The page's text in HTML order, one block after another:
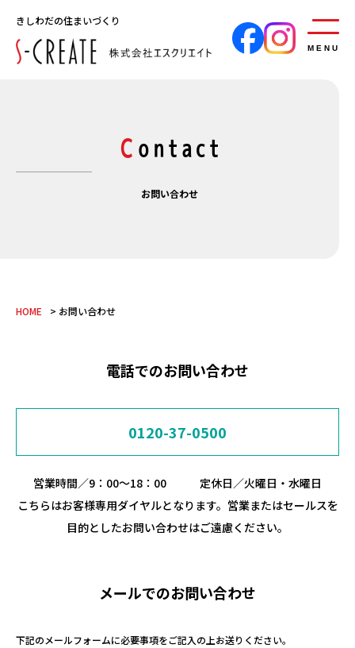
きしわだの住まいづくり
MENU
Contact
お問い合わせ
HOME お問い合わせ
電話でのお問い合わせ
0120-37-0500
営業時間／9：00～18：00 定休日／火曜日・水曜日
こちらはお客様専用ダイヤルとなります。営業またはセールスを
目的としたお問い合わせはご遠慮ください。
メールでのお問い合わせ
下記のメールフォームに必要事項をご記入の上お送りください。